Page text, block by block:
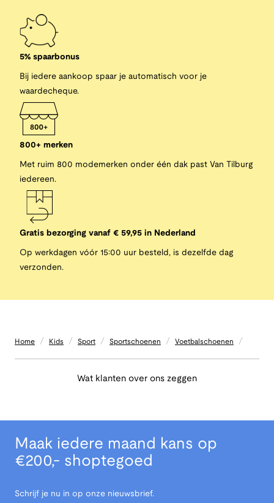
5% spaarbonus
Bij iedere aankoop spaar je automatisch voor je
waardecheque.
800+ merken
Met ruim 800 modemerken onder één dak past Van Tilburg
iedereen.
Gratis bezorging vanaf € 59,95 in Nederland
Op werkdagen vóór 15:00 uur besteld, is dezelfde dag
verzonden.
Home / Kids / Sport / Sportschoenen / Voetbalschoenen /
Wat klanten over ons zeggen
Maak iedere maand kans op
€200,- shoptegoed
Schrijf je nu in op onze nieuwsbrief.